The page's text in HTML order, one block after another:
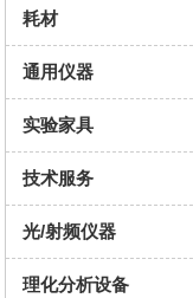
细胞/组织保存
细胞检测
细胞染色
蛋白marker
液体缓冲液
速溶颗粒缓冲液
蛋白互作与功能研
Western Blot
蛋白浓缩、复性
蛋白表达与转染
细胞生物学试剂/
天然/重组的多肽
诊断试剂
因子
ELISA KIT
纯化基质
WB相关
培养添加物
细胞株
特殊培养
细胞冻存
细胞检测
缓冲液
化学溶剂
灭菌消毒
化学试剂
耗材
PCR
吸头
自动化吸头
细胞培养
过滤
通用仪器
桌面小仪器
移液器
箱体
灭菌
实验家具
技术服务
光/射频仪器
理化分析设备